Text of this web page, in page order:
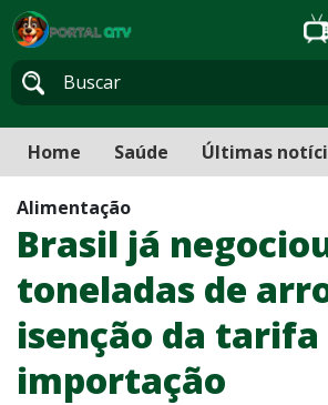
Home Saúde Últimas
Alimentação
Brasil já
toneladas de
isenção da tarifa
importação